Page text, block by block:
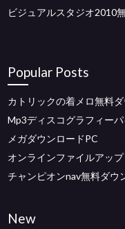
ビジュアルスタジオ2010
Popular Posts
カトリックの着メロ無料
Mp3ディスコグラフィー
メガダウンロードPC
オンラインファイルアッ
チャンピオンnav無料ダウ
New